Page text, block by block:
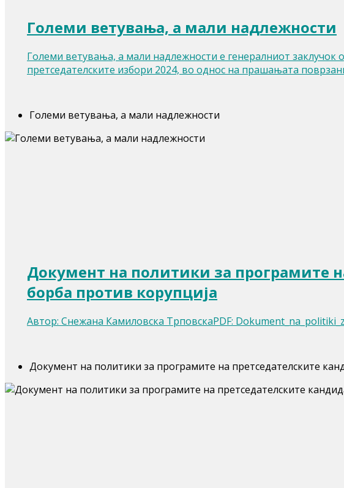
Големи ветувања, а мали надлежности
Големи ветувања, а мали надлежности е генералниот заклучок
претседателските избори 2024, во однос на прашањата
Големи ветувања, а мали надлежности
Документ на политики за програмите
борба против корупција
Автор: Снежана Камиловска ТрповскаPDF:
Документ на политики за програмите на претседателските